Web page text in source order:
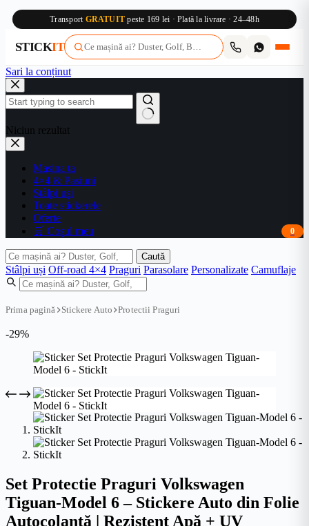
Transport GRATUIT peste 169 lei · Plată la livrare · 24–48h
STICKIT
Sari la conținut
Niciun rezultat
Mașina ta
4×4 & Pasiuni
Stâlpi uși
Toate stickerele
Oferte
🛒 Coșul meu
0
Caută
Stâlpi uși Off-road 4×4 Praguri Parasolare Personalizate Camuflaje
Prima pagină Stickere Auto Protectii Praguri
-29%
Set Protectie Praguri Volkswagen
Tiguan-Model 6 – Stickere Auto din Folie
Autocolantă | Rezistent Apă + UV